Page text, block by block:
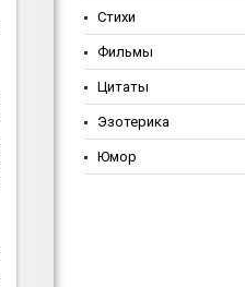
Стихи
Фильмы
Цитаты
Эзотерика
Юмор